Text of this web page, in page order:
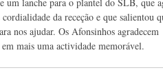
da receção e que salientou
nos ajudar. Os Afonsinhos
mais uma actividade memorável.